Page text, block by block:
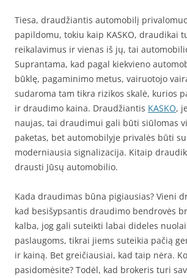
Tiesa, draudžiantis automobilį
papildomu, tokiu kaip KASKO, draudikai
reikalavimus ir vienas iš jų, tai
Suprantama, kad pagal kiekvieno
būklę, pagaminimo metus, vairuotojo
sudaroma tam tikra rizikos skalė, kurios
ir draudimo kaina. Draudžiantis KASKO,
naujas, tai draudimui gali būti siūlomas
paketas, bet automobilyje privalės būti
moderniausia signalizacija. Kitaip
drausti Jūsų automobilio.
Kada draudimas būna pigiausias? Vieni
kad besišypsantis draudimo bendrovės
kalba, jog gali suteikti labai dideles
paslaugoms, tikrai jiems suteikia pačią
ir kainą. Bet greičiausiai, kad taip nėra.
pasidomėsite? Todėl, kad brokeris turi